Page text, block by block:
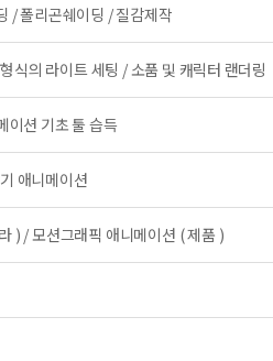
/ 폴리곤쉐이딩 / 질감제작
식의 라이트 세팅 / 소품 및 캐릭터 랜더링
이션 기초 툴 습득
애니메이션
) / 모션그래픽 애니메이션 ( 제품 )